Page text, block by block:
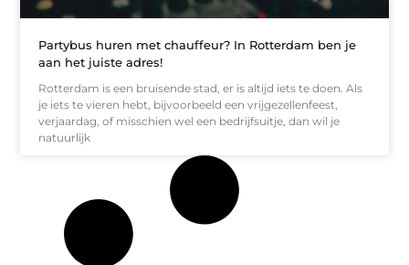
Partybus huren met chauffeur? In Rotterdam ben je
aan het juiste adres!
Rotterdam is een bruisende stad, er is altijd iets te doen. Als
je iets te vieren hebt, bijvoorbeeld een vrijgezellenfeest,
verjaardag, of misschien wel een bedrijfsuitje, dan wil je
natuurlijk